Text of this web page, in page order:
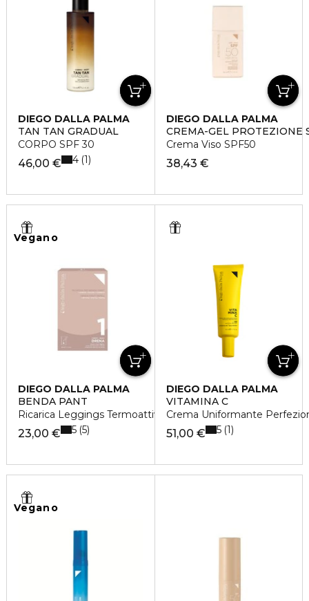
DIEGO DALLA PALMA
TAN TAN GRADUAL
CORPO SPF 30
46,00 € 4 1
DIEGO DALLA PALMA
CREMA-GEL PROTEZIONE
Crema Viso SPF50
38,43 €
Vegano
DIEGO DALLA PALMA
BENDA PANT
Ricarica Leggings Termoattivo Snellente
23,00 € 5 5
DIEGO DALLA PALMA
VITAMINA C
Crema Uniformante
51,00 € 5 1
Vegano